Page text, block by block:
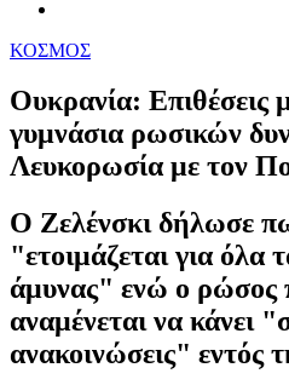
ΚΟΣΜΟΣ
Ουκρανία: Επιθέσεις
γυμνάσια ρωσικών
Λευκορωσία με τον
Ο Ζελένσκι δήλωσε
"ετοιμάζεται για όλα
άμυνας" ενώ ο ρώσος
αναμένεται να κάνει
ανακοινώσεις" εντός